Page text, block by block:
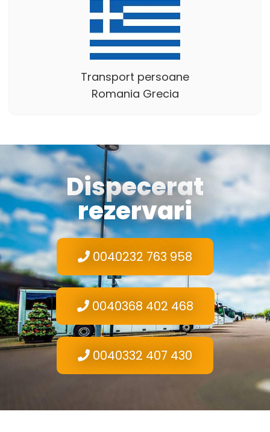
Transport persoane
Romania Grecia
Dispecerat
rezervari
0040232 763 958
0040368 402 468
0040332 407 430